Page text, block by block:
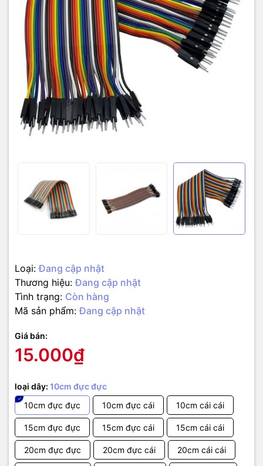
Loại: Đang cập nhật
Thương hiệu: Đang cập nhật
Tình trạng: Còn hàng
Mã sản phẩm: Đang cập nhật
Giá bán:
15.000₫
loại dây: 10cm đực đực
10cm đực đực
10cm đực cái 10cm cái cái
15cm đực đực 15cm đực cái 15cm cái cái
20cm đực đực 20cm đực cái 20cm cái cái